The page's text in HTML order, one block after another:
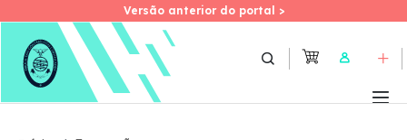
Skip
Versão anterior do portal >
Versão anterior do portal >
User